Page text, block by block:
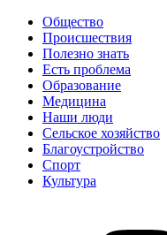
Общество
Происшествия
Полезно знать
Есть проблема
Образование
Медицина
Наши люди
Сельское хозяйство
Благоустройство
Спорт
Культура